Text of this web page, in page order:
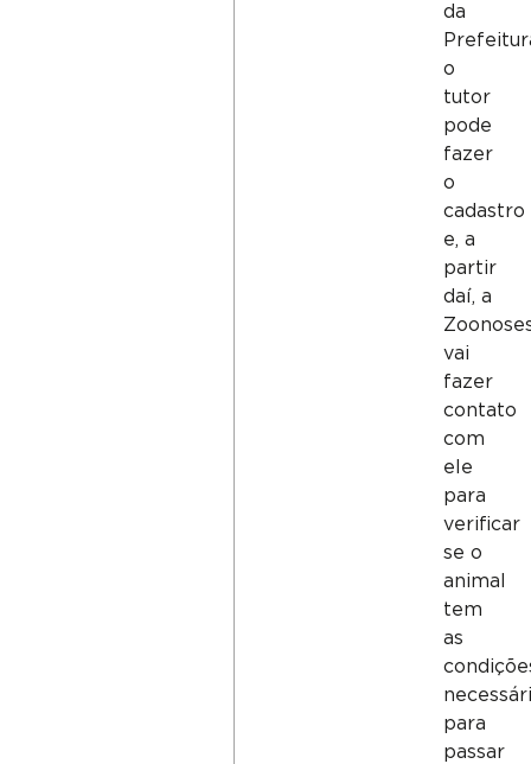
da
o
tutor
pode
fazer
o
cadastro
e, a
partir
daí, a
vai
fazer
contato
com
ele
para
verificar
se o
animal
tem
as
para
passar